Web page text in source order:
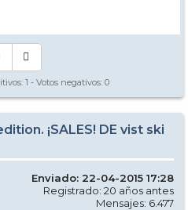
1 - Votos negativos: 0
¡SALES! DE vist ski
Enviado: 22-04-2015 17:28
Registrado: 20 años antes
Mensajes: 6.477